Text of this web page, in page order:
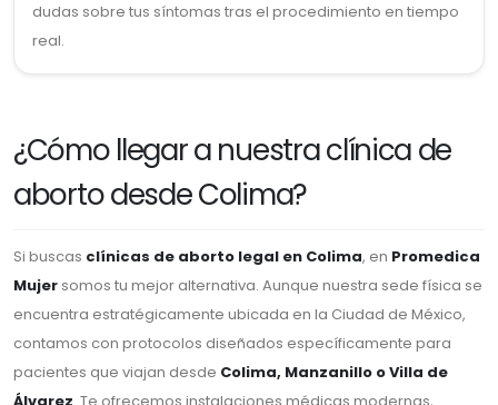
dudas sobre tus síntomas tras el procedimiento en tiempo
real.
¿Cómo llegar a nuestra clínica de
aborto desde Colima?
Si buscas clínicas de aborto legal en Colima, en Promedica
Mujer somos tu mejor alternativa. Aunque nuestra sede física se
encuentra estratégicamente ubicada en la Ciudad de México,
contamos con protocolos diseñados específicamente para
pacientes que viajan desde Colima, Manzanillo o Villa de